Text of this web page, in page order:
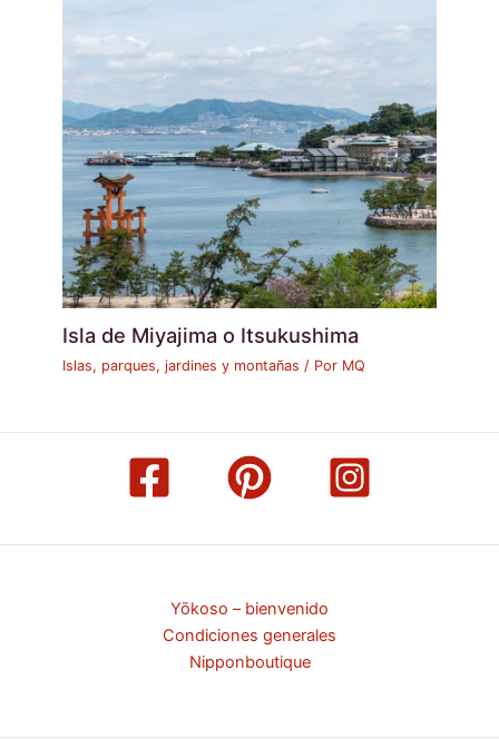
Isla de Miyajima o Itsukushima
Islas, parques, jardines y montañas / Por MQ
Yōkoso – bienvenido
Condiciones generales
Nipponboutique